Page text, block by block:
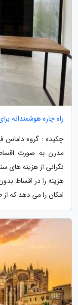
راه چاره هوشمندانه
چکیده : گروه داماس
مدرن به صورت
نگرانی از هزینه های
هزینه را در اقساط
امکان را می دهد که